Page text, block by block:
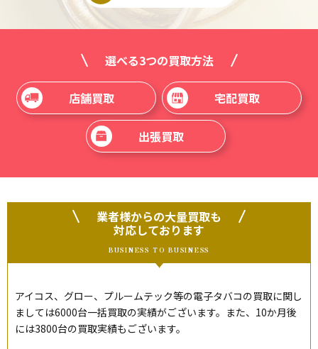
選べる3つの買取方法
店舗買取 宅配買取
出張買取
業者様からの大量買取も
対応しております
BUSINESS TO BUSINESS
アイコス、グロー、プルームテック等の電子タバコの買取に関し
ましては6000台一括買取の実績がございます。また、10か月後
には3800台の買取実績もございます。